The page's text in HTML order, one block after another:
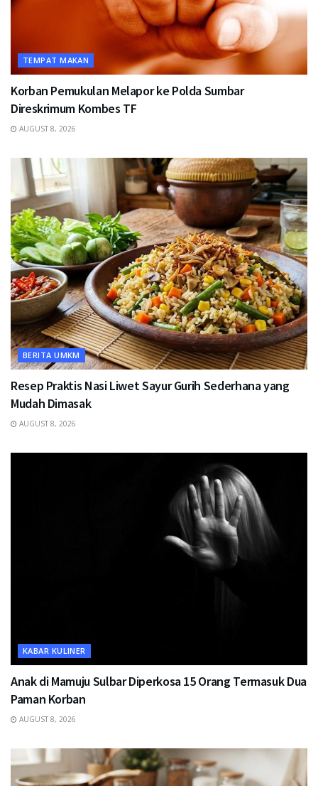
TEMPAT MAKAN
Korban Pemukulan Melapor ke Polda Sumbar
Direskrimum Kombes TF
AUGUST 8, 2026
BERITA UMKM
Resep Praktis Nasi Liwet Sayur Gurih Sederhana yang
Mudah Dimasak
AUGUST 8, 2026
KABAR KULINER
Anak di Mamuju Sulbar Diperkosa 15 Orang Termasuk Dua
Paman Korban
AUGUST 8, 2026